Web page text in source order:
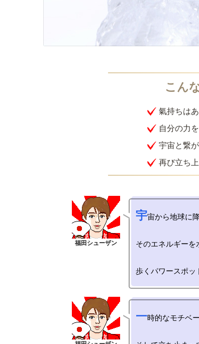
氣持ちは
自分の力
宇宙と繋
再び立ち
宇宙から地球に
そのエネルギーを
一時的なモチベ